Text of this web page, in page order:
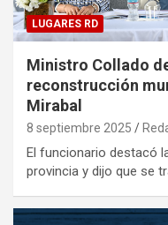
LUGARES RD
Ministro Collado
reconstrucción
Mirabal
8 septiembre 2025
El funcionario destacó
provincia y dijo que se